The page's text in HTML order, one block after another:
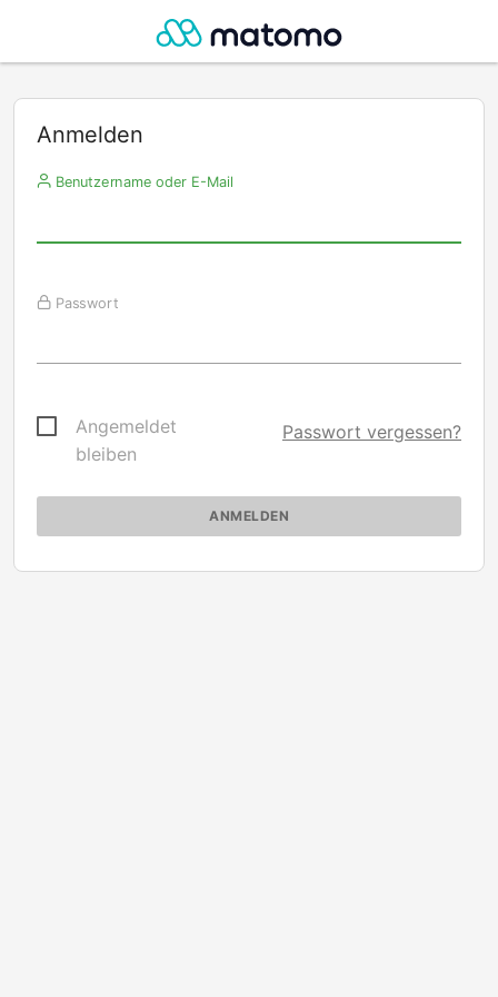
Anmelden
Benutzername oder E-Mail
Passwort
Angemeldet
bleiben
Passwort vergessen?